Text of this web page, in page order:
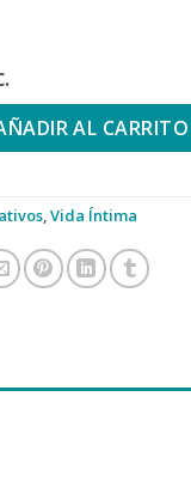
+ DUREX
AL CARRITO
,Vida Íntima